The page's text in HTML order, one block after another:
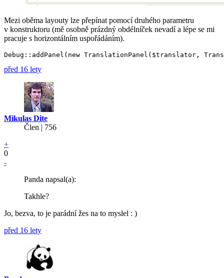
Mezi oběma layouty lze přepínat pomocí druhého parametru
v konstruktoru (mě osobně prázdný obdélníček nevadí a lépe se mi
pracuje s horizontálním uspořádáním).
před 16 lety
Mikulas Dite
Člen | 756
+
0
-
Panda napsal(a):
Takhle?
Jo, bezva, to je parádní žes na to myslel : )
před 16 lety